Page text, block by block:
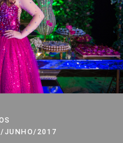
JUNHO/2017